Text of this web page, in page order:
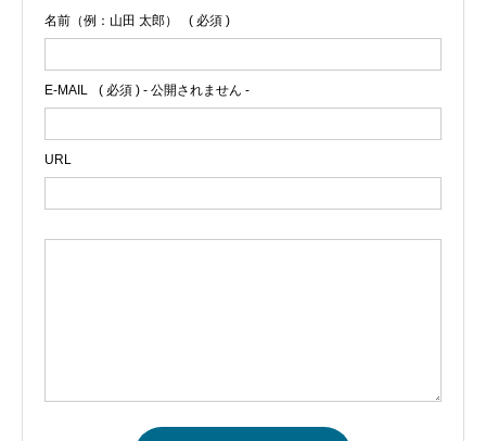
名前（例：山田 太郎） ( 必須 )
E-MAIL ( 必須 ) - 公開されません -
URL